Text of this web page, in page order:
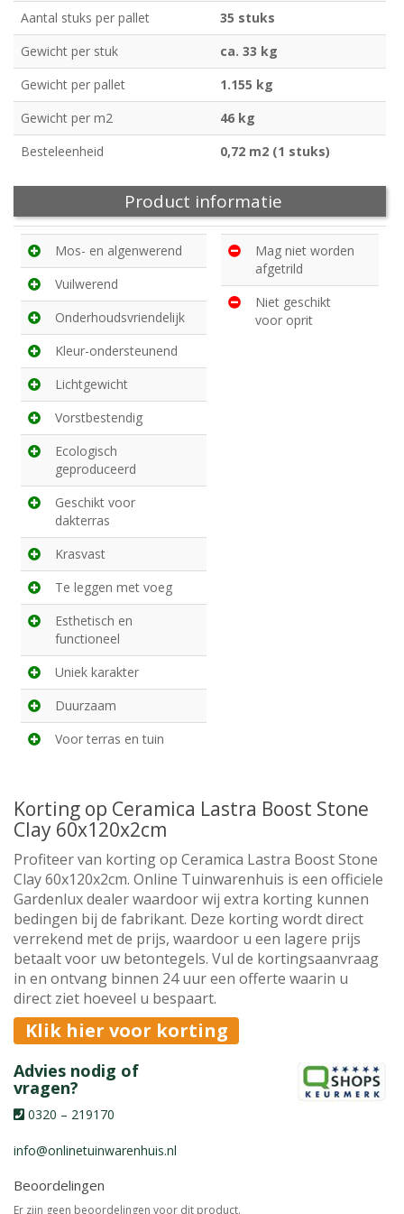
Aantal stuks per pallet
35 stuks
Gewicht per stuk
ca. 33 kg
Gewicht per pallet
1.155 kg
Gewicht per m2
46 kg
Besteleenheid
0,72 m2 (1 stuks)
Product informatie
Mos- en algenwerend
Vuilwerend
Onderhoudsvriendelijk
Kleur-ondersteunend
Lichtgewicht
Vorstbestendig
Ecologisch
geproduceerd
Geschikt voor
dakterras
Krasvast
Te leggen met voeg
Esthetisch en
functioneel
Uniek karakter
Duurzaam
Voor terras en tuin
Mag niet worden
afgetrild
Niet geschikt
voor oprit
Korting op Ceramica Lastra Boost Stone
Clay 60x120x2cm
Profiteer van korting op Ceramica Lastra Boost Stone
Clay 60x120x2cm. Online Tuinwarenhuis is een officiele
Gardenlux dealer waardoor wij extra korting kunnen
bedingen bij de fabrikant. Deze korting wordt direct
verrekend met de prijs, waardoor u een lagere prijs
betaalt voor uw betontegels. Vul de kortingsaanvraag
in en ontvang binnen 24 uur een offerte waarin u
direct ziet hoeveel u bespaart.
Klik hier voor korting
Advies nodig of
vragen?
0320 – 219170
info@onlinetuinwarenhuis.nl
Beoordelingen
Er zijn geen beoordelingen voor dit product.